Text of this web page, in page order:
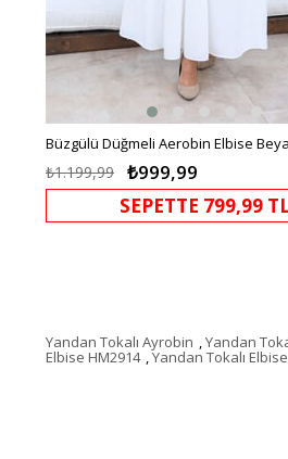
Büzgülü Düğmeli Aerobin Elbise
₺999,99
₺1.199,99
SEPETTE 799,99
Yandan Tokalı Ayrobin ,Yandan
Elbise HM2914 ,Yandan Tokalı Elbise